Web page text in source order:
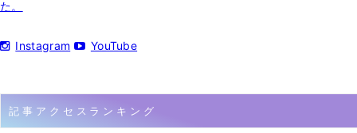
た。
Instagram YouTube
記事アクセスランキング